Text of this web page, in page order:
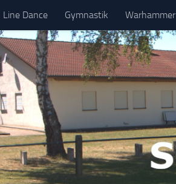
Line Dance Gymnastik Warhammer